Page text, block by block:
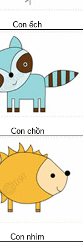
Con ếch
Con chồn
Con nhím